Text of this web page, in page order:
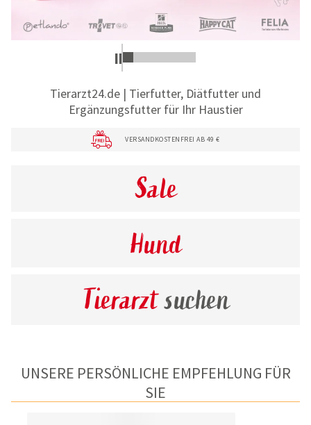
Tierarzt24.de | Tierfutter, Diätfutter und
Ergänzungsfutter für Ihr Haustier
VERSANDKOSTENFREI AB 49 €
Sale
Hund
Tierarztsuchen
UNSERE PERSÖNLICHE EMPFEHLUNG FÜR
SIE